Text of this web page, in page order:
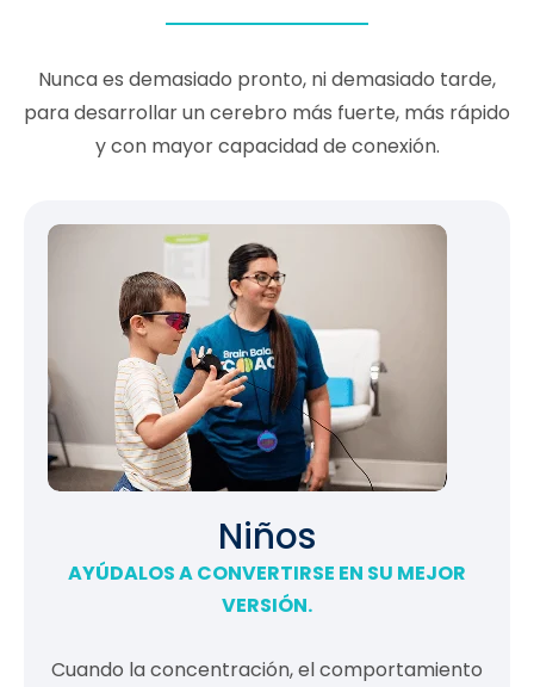
Nunca es demasiado pronto, ni demasiado tarde,
para desarrollar un cerebro más fuerte, más rápido
y con mayor capacidad de conexión.
Niños
AYÚDALOS A CONVERTIRSE EN SU MEJOR
VERSIÓN.
Cuando la concentración, el comportamiento